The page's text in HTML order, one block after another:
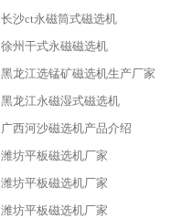
长沙ct永磁筒式磁选机
徐州干式永磁磁选机
黑龙江选锰矿磁选机生产厂家
黑龙江永磁湿式磁选机
广西河沙磁选机产品介绍
潍坊平板磁选机厂家
潍坊平板磁选机厂家
潍坊平板磁选机厂家